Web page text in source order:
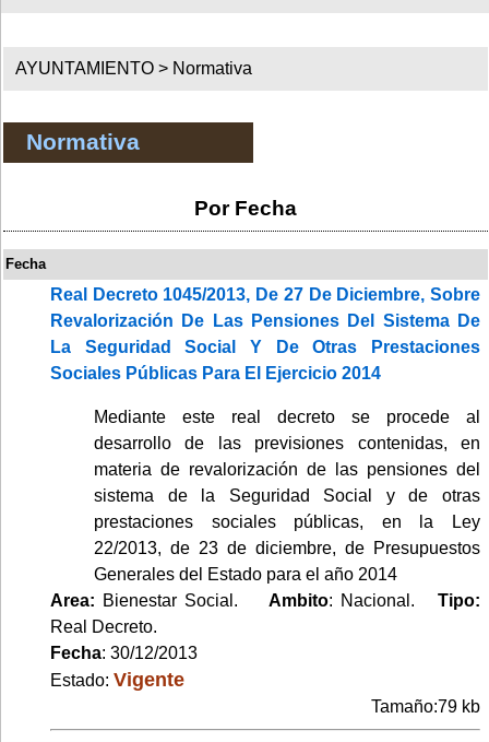
AYUNTAMIENTO > Normativa
Normativa
Por Fecha
Fecha
Real Decreto 1045/2013, De 27 De Diciembre, Sobre
Revalorización De Las Pensiones Del Sistema De
La Seguridad Social Y De Otras Prestaciones
Sociales Públicas Para El Ejercicio 2014
Mediante este real decreto se procede al
desarrollo de las previsiones contenidas, en
materia de revalorización de las pensiones del
sistema de la Seguridad Social y de otras
prestaciones sociales públicas, en la Ley
22/2013, de 23 de diciembre, de Presupuestos
Generales del Estado para el año 2014
Area: Bienestar Social. Ambito: Nacional. Tipo:
Real Decreto.
Fecha: 30/12/2013
Estado: Vigente
Tamaño:79 kb